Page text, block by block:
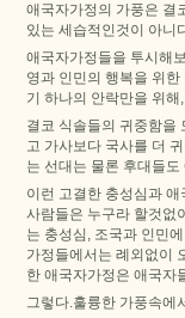
애국자가정의 가풍은 결
있는 세습적인것이 아니
애국자가정들을 투시해
영과 인민의 행복을 위
기 하나의 안락만을 위
결코 식솔들의 귀중함을
고 가사보다 국사를 더
는 선대는 물론 후대들
이런 고결한 충성심과
사람들은 누구라 할것없
는 충성심, 조국과 인민
가정들에서는 례외없이
한 애국자가정은 애국자
그렇다.훌륭한 가풍속에